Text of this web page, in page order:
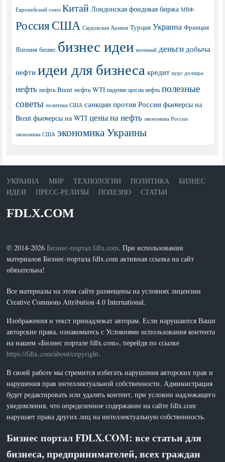
Европейский союз Китай Лондонская фондовая биржа МВФ
РоссияСША Саудовская Аравия Турция Украина Франция
Япония бизнес бизнес идеи военный деньги добыча
нефти идеи для бизнеса кредит курс доллара
нефть нефть Brent нефть WTI падение цен на нефть полезные
советы политика США санкции против России фьючерсы на
Brent фьючерсы на WTI цены на нефть экономика России
экономика США экономика Украины
УКРАИНА МИР ТЕХНОЛОГИИ ПОЛИТИКА
БИЗНЕС
ИДЕИ
ПРЕСС-РЕЛИЗЫ ПОЛЕЗНО СТАТЬИ
FDLX.COM
© 2014-2026Бизнес-портал fdlx.com. При использовании
материалов Бизнес-портала fdlx.com активная ссылка на сайт
обязательна!
Все материалы на этом сайте размещены на условиях лицензии
Creative Commons Attribution 4.0 International.
Изображения и текст принадлежат авторам. Если нарушаются Ваши
авторские права, ознакомьтесь с Условиями использования контента
на нашем «Бизнес портале fdlx.com», перейдя по ссылке
https://fdlx.com/about/copyright.
В своей работе мы стремится избегать нарушения авторских прав и
нарушения прав интеллектуальной собственности. Администрация
будет редактировать или удалять контент, при условии надлежащего
уведомления, что определенное содержание на сайте fdlx.com
нарушает права других лиц на интеллектуальную собственность.
Бизнес портал FDLX.COM: все статьи для
бизнеса, предпринимателей, всех граждан